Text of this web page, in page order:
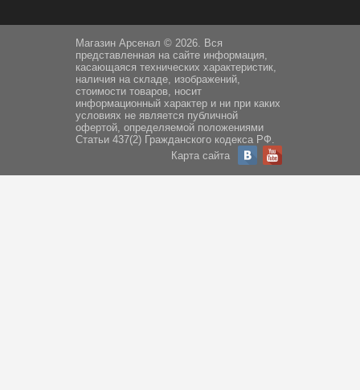
Магазин Арсенал © 2026. Вся
представленная на сайте информация,
касающаяся технических характеристик,
наличия на складе, изображений,
стоимости товаров, носит
информационный характер и ни при каких
условиях не является публичной
офертой, определяемой положениями
Статьи 437(2) Гражданского кодекса РФ.
Карта сайта